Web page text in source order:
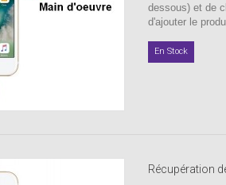
dessous) et de
d'ajouter le
En Stock
Récupération